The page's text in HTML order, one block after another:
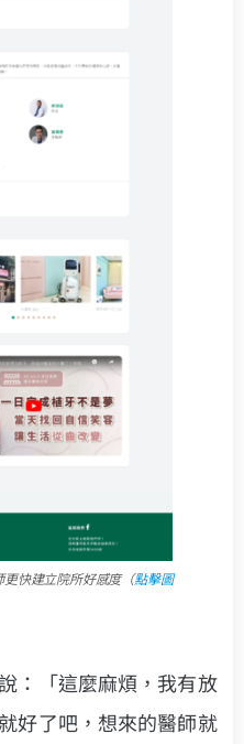
快建立院所好感度（點擊圖
：「這麼麻煩，我有放
好了吧，想來的醫師就